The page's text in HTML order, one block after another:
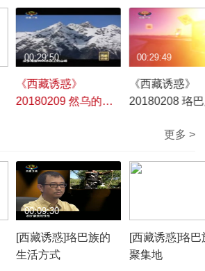
《西藏诱惑》
20180209 然乌的春
00:29:50
《西藏诱惑》
20180208 珞
00:29:49
更多 >
[西藏诱惑]珞巴族的
生活方式
00:09:30
[西藏诱惑]珞巴
聚集地